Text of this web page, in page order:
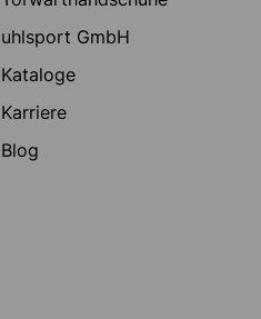
uhlsport GmbH
Kataloge
Karriere
Blog